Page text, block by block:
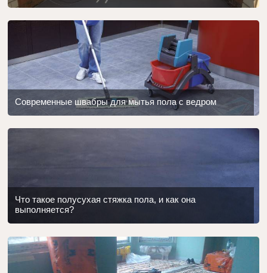
Современные швабры для мытья пола с ведром
Что такое полусухая стяжка пола, и как она
выполняется?